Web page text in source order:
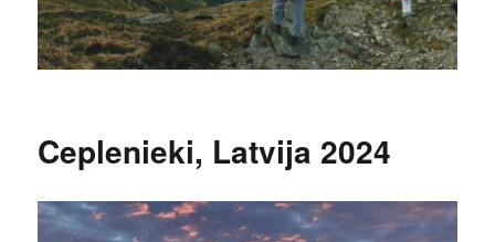
Ceplenieki, Latvija 2024